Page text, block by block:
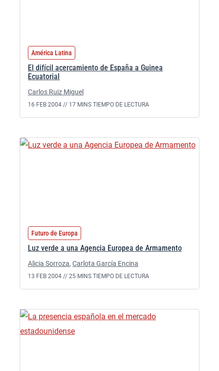
América Latina
El difícil acercamiento de España a Guinea
Ecuatorial
Carlos Ruiz Miguel
16 FEB 2004 // 17 MINS TIEMPO DE LECTURA
Futuro de Europa
Luz verde a una Agencia Europea de Armamento
Alicia Sorroza, Carlota García Encina
13 FEB 2004 // 25 MINS TIEMPO DE LECTURA